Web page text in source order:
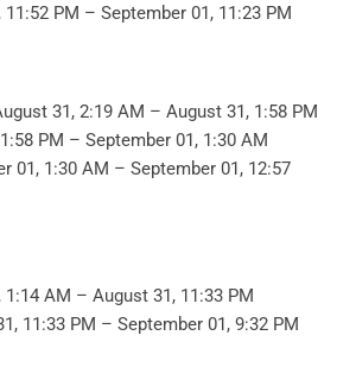
PM – September 01, 11:23 PM
31, 2:19 AM – August 31, 1:58 PM
PM – September 01, 1:30 AM
01, 1:30 AM – September 01, 12:57
AM – August 31, 11:33 PM
11:33 PM – September 01, 9:32 PM